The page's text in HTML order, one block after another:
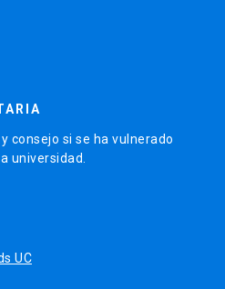
consejo si se ha vulnerado
universidad.
UC